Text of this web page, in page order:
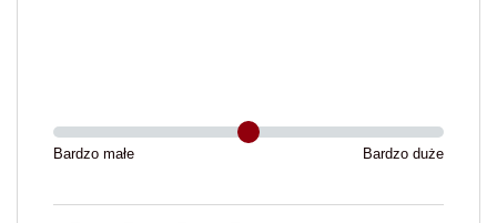
Bardzo małe Bardzo duże